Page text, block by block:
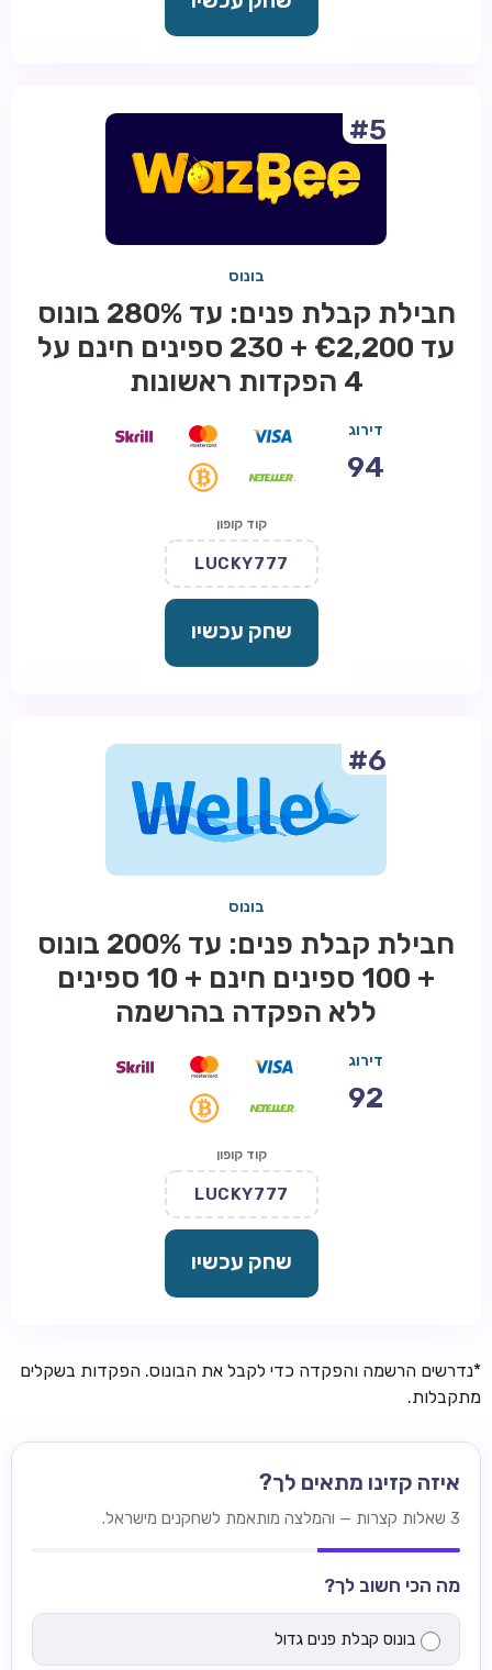
#5
בונוס
חבילת קבלת פנים: עד 280% בונוס
עד €2,200 + 230 ספינים חינם על
4 הפקדות ראשונות
דירוג
94
קוד קופון
LUCKY777
שחק עכשיו
#6
בונוס
חבילת קבלת פנים: עד 200% בונוס
+ 100 ספינים חינם + 10 ספינים
ללא הפקדה בהרשמה
דירוג
92
קוד קופון
LUCKY777
שחק עכשיו
*נדרשים הרשמה והפקדה כדי לקבל את הבונוס. הפקדות בשקלים
מתקבלות.
איזה קזינו מתאים לך?
3 שאלות קצרות — והמלצה מותאמת לשחקנים מישראל.
מה הכי חשוב לך?
בונוס קבלת פנים גדול